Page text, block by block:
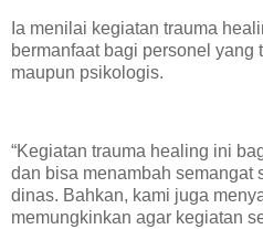
Ia menilai kegiatan trauma
bermanfaat bagi personel yang
maupun psikologis.
“Kegiatan trauma healing ini
dan bisa menambah semangat
dinas. Bahkan, kami juga
memungkinkan agar kegiatan